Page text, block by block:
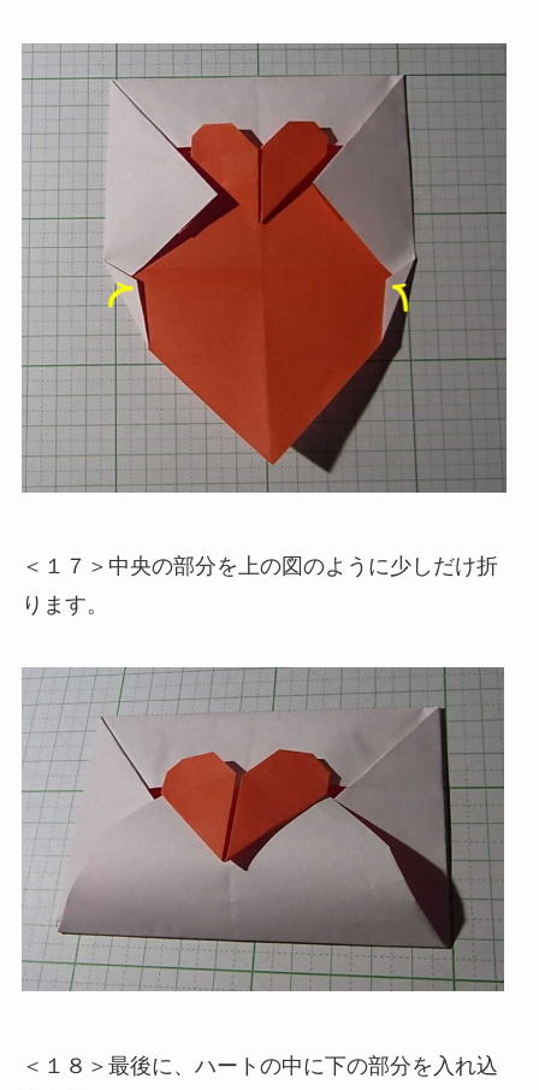
＜１７＞中央の部分を上の図のように少しだけ折
ります。
＜１８＞最後に、ハートの中に下の部分を入れ込